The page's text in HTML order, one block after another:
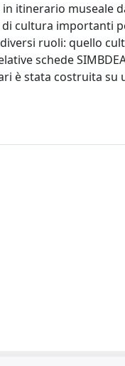
itinerario museale
di cultura importanti
ruoli: quello
schede
è stata costruita su